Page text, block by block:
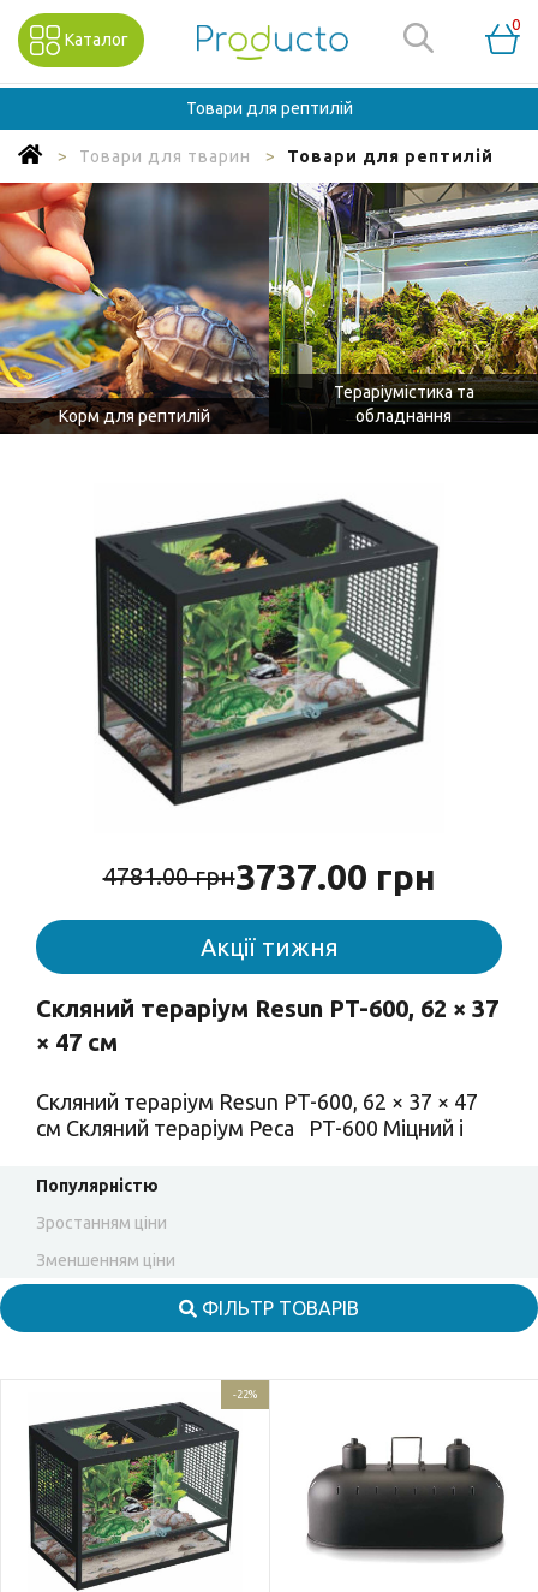
Каталог
0
Товари для рептилій
Товари для тварин Товари для рептилій
Корм для рептилій
Тераріумістика та
обладнання
4781.00 грн3737.00 грн
Акції тижня
Скляний тераріум Resun PT-600, 62 × 37
× 47 см
Скляний тераріум Resun PT-600, 62 × 37 × 47
см Скляний тераріум Реса PT-600 Міцний і
Популярністю
Зростанням ціни
Зменшенням ціни
ФІЛЬТР ТОВАРІВ
-22%